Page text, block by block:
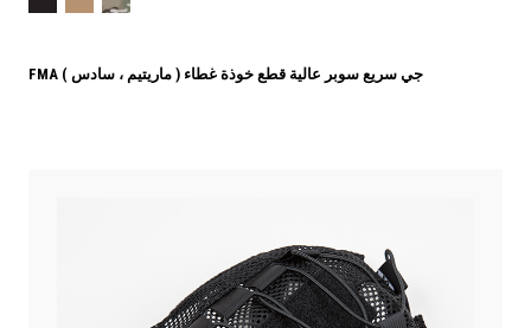
FMA جي سريع سوبر عالية قطع خوذة غطاء ( ماريتيم ، سادس )